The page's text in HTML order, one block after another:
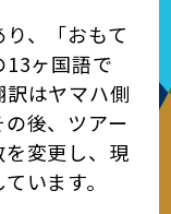
、「おもて
ヶ国語で
はヤマハ側
後、ツアー
変更し、現
います。